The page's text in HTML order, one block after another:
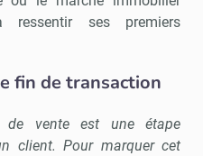
ses premiers
fin de transaction
de vente est une étape
client. Pour marquer cet